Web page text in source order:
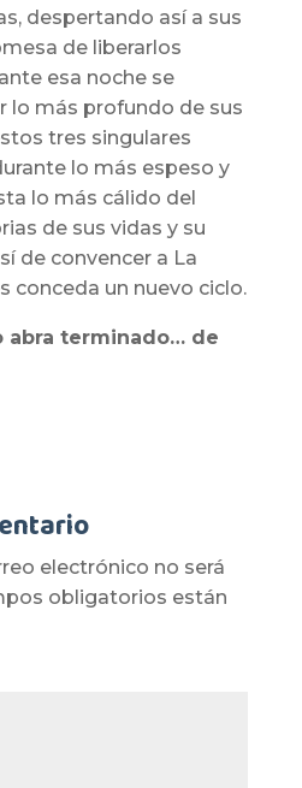
despertando así a sus
de liberarlos
esa noche se
lo más profundo de sus
tres singulares
lo más espeso y
lo más cálido del
de sus vidas y su
de convencer a La
conceda un nuevo ciclo.
abra terminado… de
electrónico no será
obligatorios están